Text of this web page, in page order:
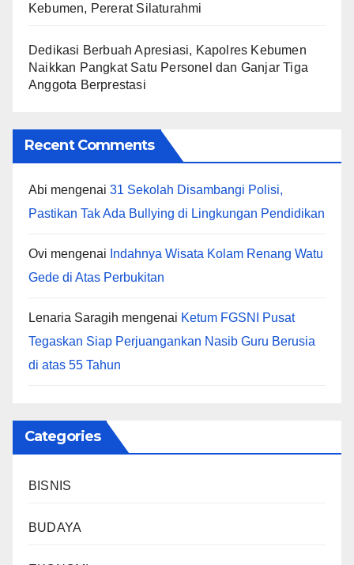
Kebumen, Pererat Silaturahmi
Dedikasi Berbuah Apresiasi, Kapolres Kebumen
Naikkan Pangkat Satu Personel dan Ganjar Tiga
Anggota Berprestasi
Recent Comments
Abi mengenai 31 Sekolah Disambangi Polisi,
Pastikan Tak Ada Bullying di Lingkungan Pendidikan
Ovi mengenai Indahnya Wisata Kolam Renang Watu
Gede di Atas Perbukitan
Lenaria Saragih mengenai Ketum FGSNI Pusat
Tegaskan Siap Perjuangankan Nasib Guru Berusia
di atas 55 Tahun
Categories
BISNIS
BUDAYA